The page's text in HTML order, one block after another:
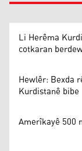
Li Herêma
cotkaran
Hewlêr: Bexda
Kurdistanê bibe
Amerîkayê 500